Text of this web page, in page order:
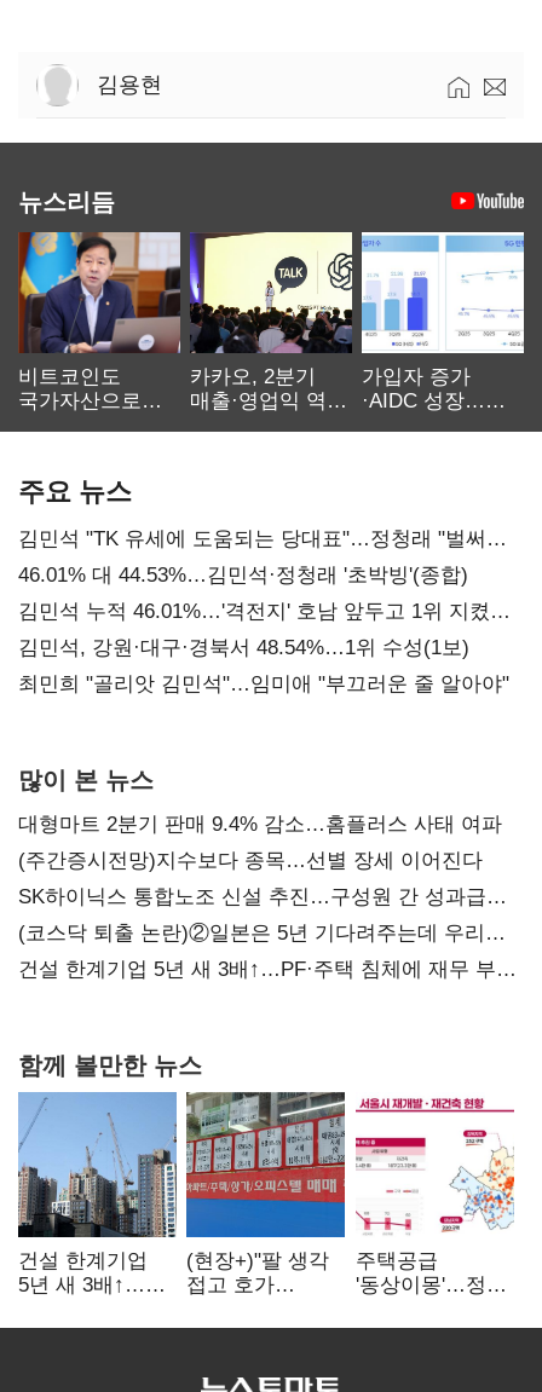
김용현
뉴스리듬
비트코인도
국가자산으로…'
카카오, 2분기
매출·영업익 역대
가입자 증가
·AIDC 성장…
주요 뉴스
김민석 "TK 유세에 도움되는 당대표"…정청래 "벌써
대표된 양 당직 배분"
46.01% 대 44.53%…김민석·정청래 '초박빙'(종합)
김민석 누적 46.01%…'격전지' 호남 앞두고 1위 지켰다
(2보)
김민석, 강원·대구·경북서 48.54%…1위 수성(1보)
최민희 "골리앗 김민석"…임미애 "부끄러운 줄 알아야"
많이 본 뉴스
대형마트 2분기 판매 9.4% 감소…홈플러스 사태 여파
(주간증시전망)지수보다 종목…선별 장세 이어진다
SK하이닉스 통합노조 신설 추진…구성원 간 성과급
불만 확산
(코스닥 퇴출 논란)②일본은 5년 기다려주는데 우리는
당장 퇴출?…시간만으론 부족한 코스닥 구하기
건설 한계기업 5년 새 3배↑…PF·주택 침체에 재무 부담
함께 볼만한 뉴스
건설 한계기업
5년 새 3배↑…
재무 부담 확대
(현장+)"팔 생각
접고 호가
똘똘한 한 채'
주택공급
'동상이몽'…정부
없으면 '공수표'